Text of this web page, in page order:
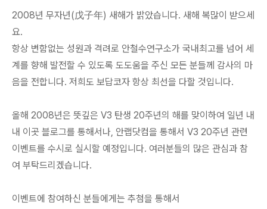
2008년 무자년(戊子年) 새해가 밝았습니다. 새해 복많이 받으세
요.
항상 변함없는 성원과 격려로 안철수연구소가 국내최고를 넘어 세
계를 향해 발전할 수 있도록 도도움을 주신 모든 분들께 감사의 마
음을 전합니다. 저희도 보답코자 항상 최선을 다할 것입니다.
올해 2008년은 뜻깊은 V3 탄생 20주년의 해를 맞이하여 일년 내
내 이곳 블로그를 통해서나, 안랩닷컴을 통해서 V3 20주년 관련
이벤트를 수시로 실시할 예정입니다. 여러분들의 많은 관심과 참
여 부탁드리겠습니다.
이벤트에 참여하신 분들에게는 추첨을 통해서